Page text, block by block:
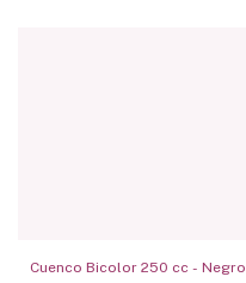
Cuenco Bicolor 250 cc - Negro